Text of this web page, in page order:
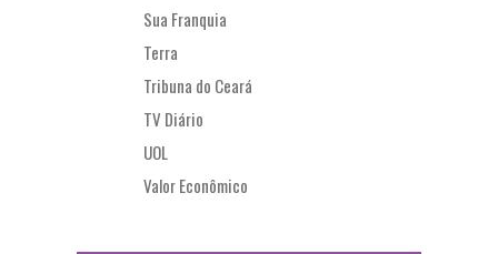
Sua Franquia
Terra
Tribuna do Ceará
TV Diário
UOL
Valor Econômico